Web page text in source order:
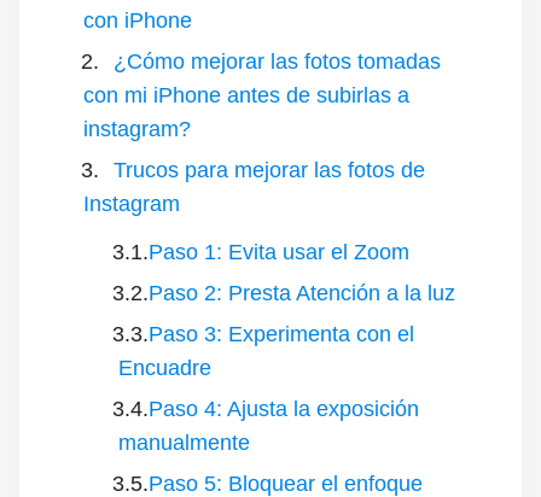
con iPhone
¿Cómo mejorar las fotos tomadas
con mi iPhone antes de subirlas a
instagram?
Trucos para mejorar las fotos de
Instagram
Paso 1: Evita usar el Zoom
Paso 2: Presta Atención a la luz
Paso 3: Experimenta con el
Encuadre
Paso 4: Ajusta la exposición
manualmente
Paso 5: Bloquear el enfoque